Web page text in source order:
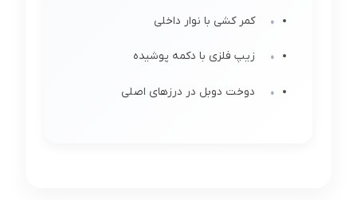
کمر کشی با نوار داخلی
زیپ فلزی با دکمه پوشیده
دوخت دوبل در درزهای اصلی